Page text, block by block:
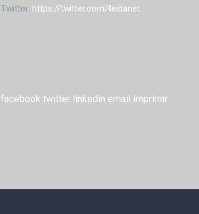
Twitter: https://twitter.com/lleidanet
facebook twitter linkedin email imprimir